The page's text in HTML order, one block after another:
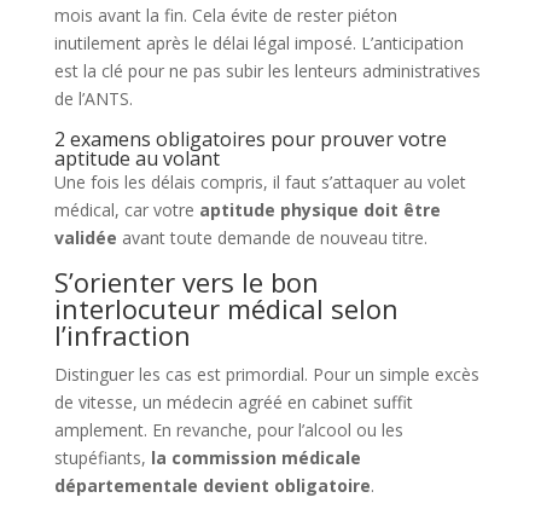
mois avant la fin. Cela évite de rester piéton
inutilement après le délai légal imposé. L’anticipation
est la clé pour ne pas subir les lenteurs administratives
de l’ANTS.
2 examens obligatoires pour prouver votre
aptitude au volant
Une fois les délais compris, il faut s’attaquer au volet
médical, car votre aptitude physique doit être
validée avant toute demande de nouveau titre.
S’orienter vers le bon
interlocuteur médical selon
l’infraction
Distinguer les cas est primordial. Pour un simple excès
de vitesse, un médecin agréé en cabinet suffit
amplement. En revanche, pour l’alcool ou les
stupéfiants, la commission médicale
départementale devient obligatoire.